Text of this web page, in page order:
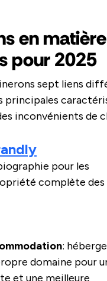
en matière
pour 2025
sept liens
principales
inconvénients de
pour les
complète des
:
domaine pour
et une meilleure